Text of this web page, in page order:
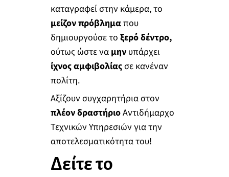
καταγραφεί στην κάμερα, το
μείζον πρόβλημαπου
δημιουργούσε το ξερό δέντρο,
ούτως ώστε να μηνυπάρχει
ίχνος αμφιβολίαςσε κανέναν
πολίτη.
Αξίζουν συγχαρητήρια στον
πλέον δραστήριοΑντιδήμαρχο
Τεχνικών Υπηρεσιών για την
αποτελεσματικότητα του!
Δείτε το